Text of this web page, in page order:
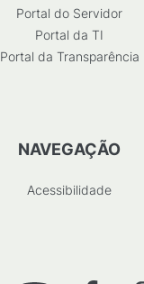
Portal do Servidor
Portal da TI
Portal da Transparência
NAVEGAÇÃO
Acessibilidade